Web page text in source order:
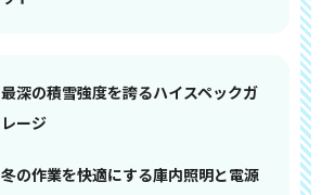
最深の積雪強度を誇るハイスペックガ
レージ
冬の作業を快適にする庫内照明と電源